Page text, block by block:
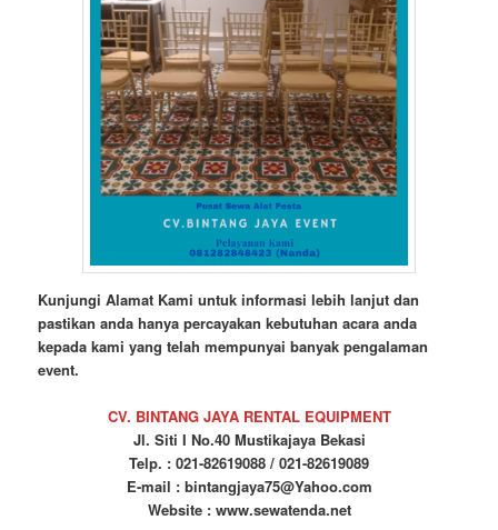
Kunjungi Alamat Kami untuk informasi lebih lanjut dan
pastikan anda hanya percayakan kebutuhan acara anda
kepada kami yang telah mempunyai banyak pengalaman
event.
CV. BINTANG JAYA RENTAL EQUIPMENT
Jl. Siti I No.40 Mustikajaya Bekasi
Telp. : 021-82619088 / 021-82619089
E-mail : bintangjaya75@Yahoo.com
Website : www.sewatenda.net